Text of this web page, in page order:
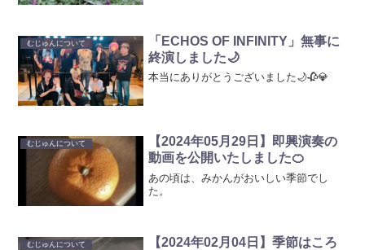
むじゅんについて
「ECHOS OF INFINITY」無事に
終演しました🌙
本当にありがとうございました🌙🥀💎
むじゅんについて
【2024年05月29日】即興演奏の
動画を公開いたしました🍊
あの頃は、みかんがおいしい季節でし
た。
むじゅんについて
【2024年02月04日】季節はころ